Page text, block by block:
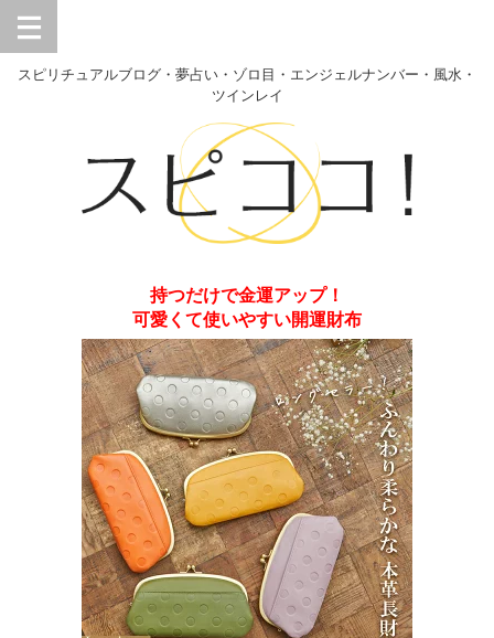
スピリチュアルブログ・夢占い・ゾロ目・エンジェルナンバー・風水・
ツインレイ
持つだけで金運アップ！
可愛くて使いやすい開運財布